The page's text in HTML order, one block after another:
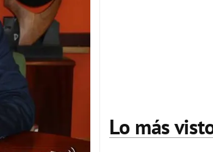
Lo más